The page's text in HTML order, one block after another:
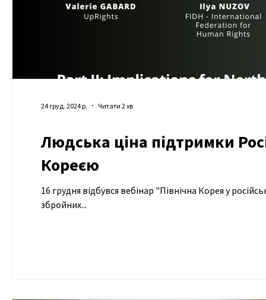
Людська ціна підтримки
Кореєю
16 грудня відбувся вебінар "Північна Корея у
збройних...
24 груд. 2024 р. Читати 2 хв